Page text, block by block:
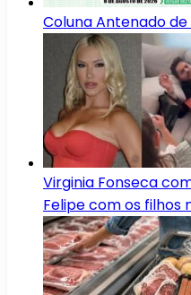
Coluna Antenado de
Virginia Fonseca
Felipe com os filhos